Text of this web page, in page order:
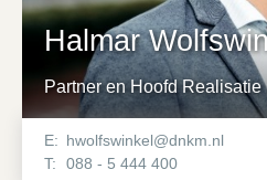
Halmar
Partner en Hoofd Realisatie
E: hwolfswinkel@dnkm.nl
T:
088 - 5 444 400